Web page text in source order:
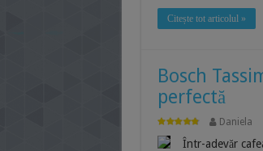
Citește tot articolul »
Bosch
perfectă
Daniela
Într-adevăr